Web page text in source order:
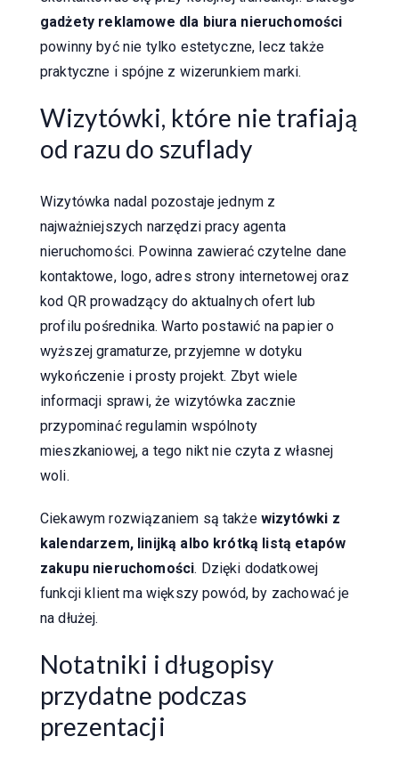
gadżety reklamowe dla biura nieruchomości
powinny być nie tylko estetyczne, lecz także
praktyczne i spójne z wizerunkiem marki.
Wizytówki, które nie trafiają
od razu do szuflady
Wizytówka nadal pozostaje jednym z
najważniejszych narzędzi pracy agenta
nieruchomości. Powinna zawierać czytelne dane
kontaktowe, logo, adres strony internetowej oraz
kod QR prowadzący do aktualnych ofert lub
profilu pośrednika. Warto postawić na papier o
wyższej gramaturze, przyjemne w dotyku
wykończenie i prosty projekt. Zbyt wiele
informacji sprawi, że wizytówka zacznie
przypominać regulamin wspólnoty
mieszkaniowej, a tego nikt nie czyta z własnej
woli.
Ciekawym rozwiązaniem są także wizytówki z
kalendarzem, linijką albo krótką listą etapów
zakupu nieruchomości. Dzięki dodatkowej
funkcji klient ma większy powód, by zachować je
na dłużej.
Notatniki i długopisy
przydatne podczas
prezentacji